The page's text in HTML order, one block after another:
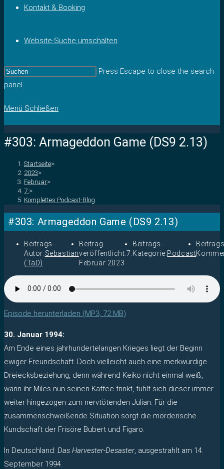
Kontakt & Booking
Website-Suche umschalten
Press Escape to close the search
panel.
Menü Schließen
#303: Armageddon Game (DS9 2.13)
Startseite>
2023>
Februar>
7. >
Komplettes Podcast-Blog
#303: Armageddon Game (DS9 2.13)
Beitrags-
Autor:Sebastian
(TaD)
Beitrag
veröffentlicht:7.
Februar 2023
Beitrags-
Kategorie:Podcast
Episode herunterladen (MP3, 72 MB)
30. Januar 1994:
Am Ende eines jahrhundertelangen Krieges liegt der Beginn
ewiger Freundschaft. Doch vielleicht auch eine merkwürdige
Dreiecksbeziehung, denn während Keiko nicht einmal weiß,
wann ihr Miles nun seinen Kaffee trinkt, fühlt sich dieser immer
weiter hingezogen zum nervtötenden Julian. Für die
zusammenschweißende Situation sorgt die mörderische
Kundschaft der Frisöre Bubert und Figaro.
In Deutschland: Das Harvester-Desaster, ausgestrahlt am 14.
September 1994.